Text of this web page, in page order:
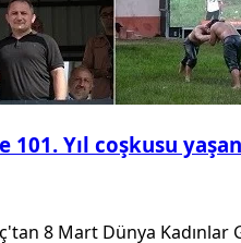
Yıl coşkusu
8 Mart Dünya Kadınlar